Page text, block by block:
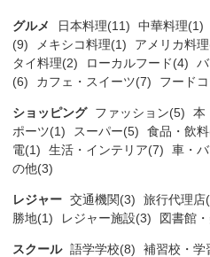
グルメ 日本料理(11) 中華料理(1)
(9)
メキシコ料理(1) アメリカ料
タイ料理(2)
ローカルフード(4)
(6)
カフェ・スイーツ(7) フード
ショッピング ファッション(5) 本
ポーツ(1)
スーパー(5) 食品・飲
電(1)
生活・インテリア(7) 車・
の他(3)
レジャー 交通機関(3) 旅行代理店
勝地(1)
レジャー施設(3) 図書館
スクール 語学学校(8) 補習校・学